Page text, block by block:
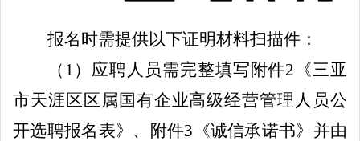
报名时需提供以下证明材料扫描件：
（ 1 ）应聘人员需完整填写附件2 《三亚
市天涯区区属 国有企业高级经营管理人员公
开选聘报名表》 、 附件3 《诚信承诺书》并由